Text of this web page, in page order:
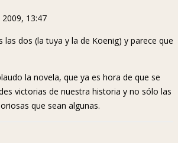
13:47
las dos (la tuya y la de Koenig) y parece que
la novela, que ya es hora de que se
victorias de nuestra historia y no sólo las
que sean algunas.